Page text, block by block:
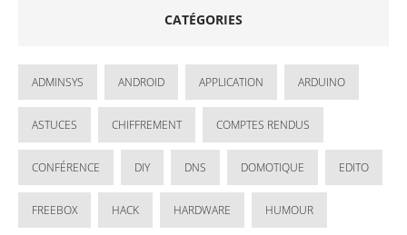
CATÉGORIES
ADMINSYS ANDROID APPLICATION ARDUINO
ASTUCES CHIFFREMENT COMPTES RENDUS
CONFÉRENCE DIY DNS DOMOTIQUE EDITO
FREEBOX HACK HARDWARE HUMOUR